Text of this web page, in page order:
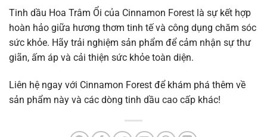
Tinh dầu Hoa Trâm Ổi của Cinnamon Forest là sự kết hợp
hoàn hảo giữa hương thơm tinh tế và công dụng chăm sóc
sức khỏe. Hãy trải nghiệm sản phẩm để cảm nhận sự thư
giãn, ấm áp và cải thiện sức khỏe toàn diện.
Liên hệ ngay với Cinnamon Forest để khám phá thêm về
sản phẩm này và các dòng tinh dầu cao cấp khác!